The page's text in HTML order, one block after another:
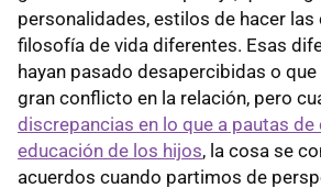
personalidades, estilos de hacer las
filosofía de vida diferentes. Esas
hayan pasado desapercibidas o
gran conflicto en la relación, pero
discrepancias en lo que a pautas de
educación de los hijos, la cosa se
acuerdos cuando partimos de